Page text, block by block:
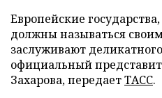
Европейские
должны называться
заслуживают
официальный
Захарова, передаетТАСС.